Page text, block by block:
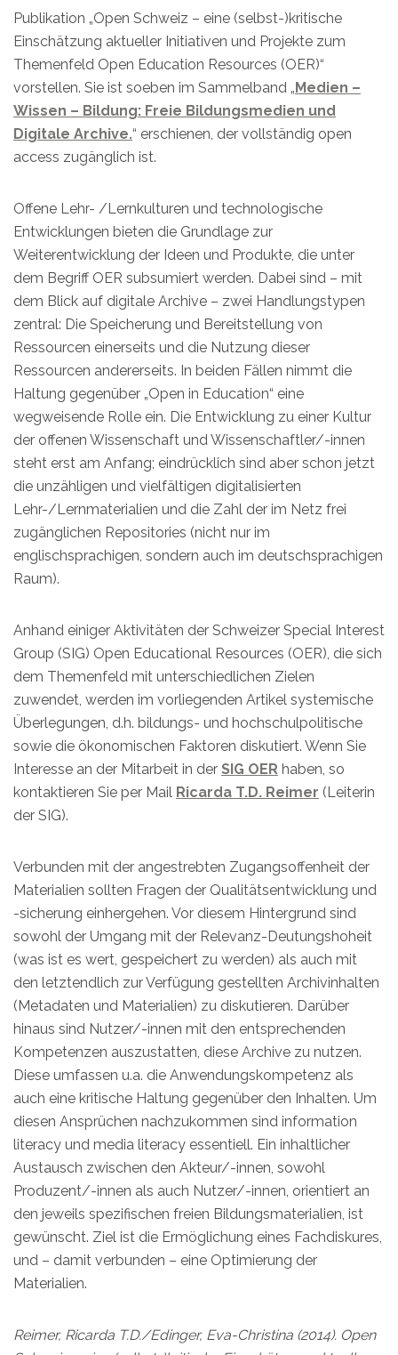
Publikation „Open Schweiz – eine (selbst-)kritische
Einschätzung aktueller Initiativen und Projekte zum
Themenfeld Open Education Resources (OER)“
vorstellen. Sie ist soeben im Sammelband „Medien –
Wissen – Bildung: Freie Bildungsmedien und
Digitale Archive.“ erschienen, der vollständig open
access zugänglich ist.
Offene Lehr- /Lernkulturen und technologische
Entwicklungen bieten die Grundlage zur
Weiterentwicklung der Ideen und Produkte, die unter
dem Begriff OER subsumiert werden. Dabei sind – mit
dem Blick auf digitale Archive – zwei Handlungstypen
zentral: Die Speicherung und Bereitstellung von
Ressourcen einerseits und die Nutzung dieser
Ressourcen andererseits. In beiden Fällen nimmt die
Haltung gegenüber „Open in Education“ eine
wegweisende Rolle ein. Die Entwicklung zu einer Kultur
der offenen Wissenschaft und Wissenschaftler/-innen
steht erst am Anfang; eindrücklich sind aber schon jetzt
die unzähligen und vielfältigen digitalisierten
Lehr-/Lernmaterialien und die Zahl der im Netz frei
zugänglichen Repositories (nicht nur im
englischsprachigen, sondern auch im deutschsprachigen
Raum).
Anhand einiger Aktivitäten der Schweizer Special Interest
Group (SIG) Open Educational Resources (OER), die sich
dem Themenfeld mit unterschiedlichen Zielen
zuwendet, werden im vorliegenden Artikel systemische
Überlegungen, d.h. bildungs- und hochschulpolitische
sowie die ökonomischen Faktoren diskutiert. Wenn Sie
Interesse an der Mitarbeit in der SIG OER haben, so
kontaktieren Sie per Mail Ricarda T.D. Reimer (Leiterin
der SIG).
Verbunden mit der angestrebten Zugangsoffenheit der
Materialien sollten Fragen der Qualitätsentwicklung und
-sicherung einhergehen. Vor diesem Hintergrund sind
sowohl der Umgang mit der Relevanz-Deutungshoheit
(was ist es wert, gespeichert zu werden) als auch mit
den letztendlich zur Verfügung gestellten Archivinhalten
(Metadaten und Materialien) zu diskutieren. Darüber
hinaus sind Nutzer/-innen mit den entsprechenden
Kompetenzen auszustatten, diese Archive zu nutzen.
Diese umfassen u.a. die Anwendungskompetenz als
auch eine kritische Haltung gegenüber den Inhalten. Um
diesen Ansprüchen nachzukommen sind information
literacy und media literacy essentiell. Ein inhaltlicher
Austausch zwischen den Akteur/-innen, sowohl
Produzent/-innen als auch Nutzer/-innen, orientiert an
den jeweils spezifischen freien Bildungsmaterialien, ist
gewünscht. Ziel ist die Ermöglichung eines Fachdiskures,
und – damit verbunden – eine Optimierung der
Materialien.
Reimer, Ricarda T.D./Edinger, Eva-Christina (2014). Open